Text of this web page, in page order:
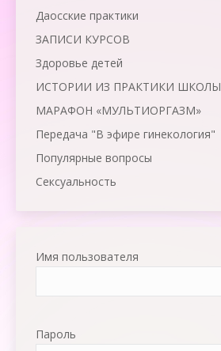
Даосские практики
ЗАПИСИ КУРСОВ
Здоровье детей
ИСТОРИИ ИЗ ПРАКТИКИ ШКОЛЫ
МАРАФОН «МУЛЬТИОРГАЗМ»
Передача "В эфире гинекология"
Популярные вопросы
Сексуальность
Имя пользователя
Пароль